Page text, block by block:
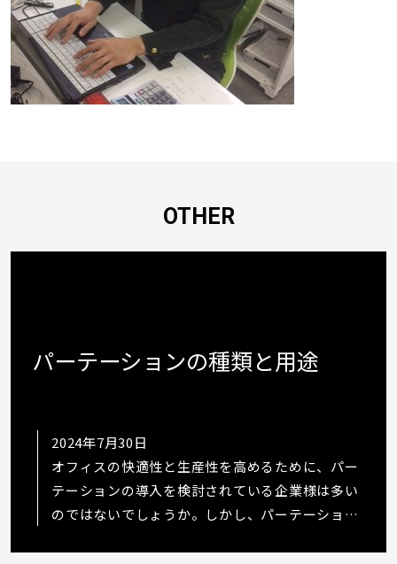
OTHER
パーテーションの種類と用途
2024年7月30日
オフィスの快適性と生産性を高めるために、パー
テーションの導入を検討されている企業様は多い
のではないでしょうか。しかし、パーテーション